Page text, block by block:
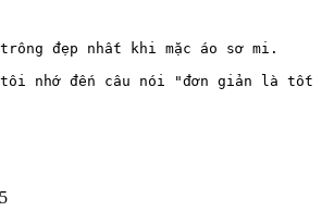
đẹp nhất khi mặc áo sơ mi.
tôi nhớ đến câu nói "đơn giản là tốt